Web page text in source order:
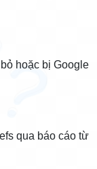
hoặc bị Google
qua báo cáo từ